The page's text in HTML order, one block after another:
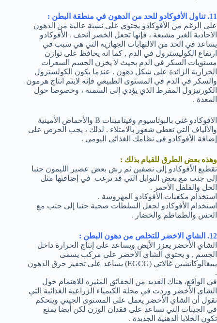
11. تناول الأفوكادو للحد من الدهون في منطقة البطن :
على الرغم من الأفوكادو يحتوي على نسبة عالية من الدهون
الاحادية الغير مشبعة ، فإنها تجعل الخصر أنحف . الأفوكادو
يساعد في الحد من الالتهابات الجهازية التي هي سبب في
ارتفاع الكوليسترول في الدم , كما انه يحافظ على توازن
مستويات السكر في الدم بحيث لا يخزن الجسم السعرات
الحرارية الزائدة على شكل دهون . عندما يكون الكولسترول
والسكر في الدم في المستوى الطبيعي فإنه لايتم انتاج هرمون
الكورتيزول المفرط الذي يؤدي إلى السمنة ، وخصوصا حول
المعدة .
الافوكادو غني بالبوتاسيوم وفيتامينات B والأحماض الأمينية
والألياف التي تعطي شعور بالامتلاء . لذلك ، يجب الحرص على
إضافة الأفوكادو في نظامك الغذائي اليومي .
وهذه بعض الطرق للقيام بذلك :
تقطيع الأفوكادو إلى نصفين ثم رش بعض عصير الليمون جنبا
إلى جنب مع بعض التوابل التي قد ترغب في إضافتها مثل
الخل والفلفل الأحمر .
استخدام مكعبات الأفوكادو المهروسة .
استخدام الأفوكادو لجعل السلطات صحية جنبا إلى جنب مع
الخس والطماطم والخضار .
12. الشاي الاخضر للتخلص من دهون البطن :
الشاي الأخضر يعزز الأيض ويساعد على إنتاج الحرارة داخل
الجسم , و يحتوي الشاي الأخضر على مركب يسمى
يبيغالوكاتشين غالاتي (EGCG) يساعد على تحفيز حرق الدهون
.
في الواقع، هناك العديد من الحقائق المثيرة للاهتمام حول
الشاي الأخضر وردت في مجلة الكيمياء الزراعية الغذائية التي
تقول أن الشاي الأخضر يعمل على المستوى الجيني ويتحكم
في الجينات التي تساعد على فقدان الوزن لكن أيضا يمنع
تكون الخلايا الدهنية الجديدة .